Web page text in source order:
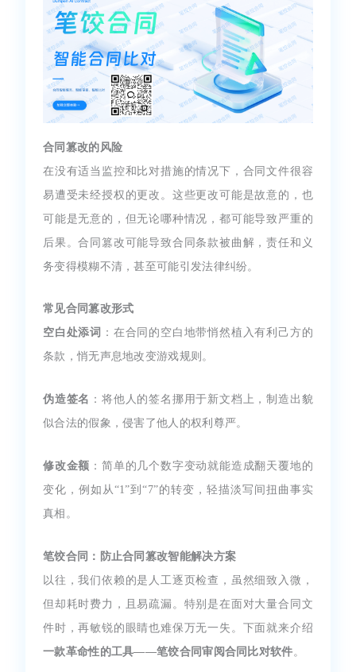
合同篡改的风险
在没有适当监控和比对措施的情况下，合同文件很容
易遭受未经授权的更改。这些更改可能是故意的，也
可能是无意的，但无论哪种情况，都可能导致严重的
后果。合同篡改可能导致合同条款被曲解，责任和义
务变得模糊不清，甚至可能引发法律纠纷。
常见合同篡改形式
空白处添词 ：在合同的空白地带悄然植入有利己方的
条款，悄无声息地改变游戏规则。
伪造签名 ：将他人的签名挪用于新文档上，制造出貌
似合法的假象，侵害了他人的权利尊严。
修改金额 ：简单的几个数字变动就能造成翻天覆地的
变化，例如从“1”到“7”的转变，轻描淡写间扭曲事实
真相。
笔饺合同：防止合同篡改智能解决方案
以往，我们依赖的是人工逐页检查，虽然细致入微，
但却耗时费力，且易疏漏。特别是在面对大量合同文
件时，再敏锐的眼睛也难保万无一失。下面就来介绍
一款革命性的工具——笔饺合同审阅合同比对软件。